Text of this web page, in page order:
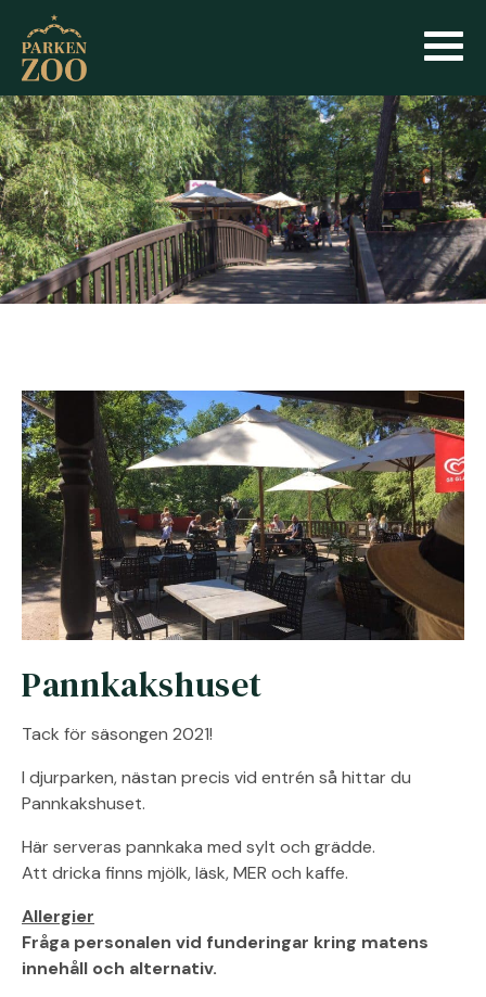
Pannkakshuset
Tack för säsongen 2021!
I djurparken, nästan precis vid entrén så hittar du
Pannkakshuset.
Här serveras pannkaka med sylt och grädde.
Att dricka finns mjölk, läsk, MER och kaffe.
Allergier
Fråga personalen vid funderingar kring matens
innehåll och alternativ.